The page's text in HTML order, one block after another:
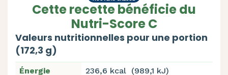
Cette recette bénéficie du
Nutri-Score C
Valeurs nutritionnelles pour une portion
(172,3 g)
Énergie
236,6 kcal (989,1 kJ)